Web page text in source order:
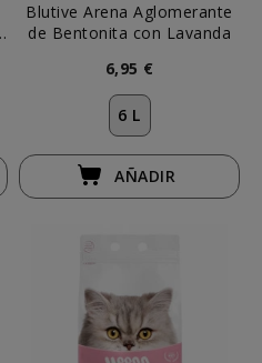
Blutive Arena Aglomerante
de Bentonita con Lavanda
6,95 €
6 L
AÑADIR